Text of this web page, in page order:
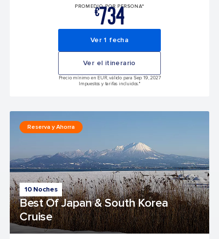
PROMEDIO POR PERSONA*
€734
Ver 1 fecha
Ver el itinerario
Precio mínimo en EUR, válido para Sep 19, 2027
Impuestos y tarifas incluidos.*
10 Noches
Best Of Japan & South Korea
Cruise
Reserva y Ahorra